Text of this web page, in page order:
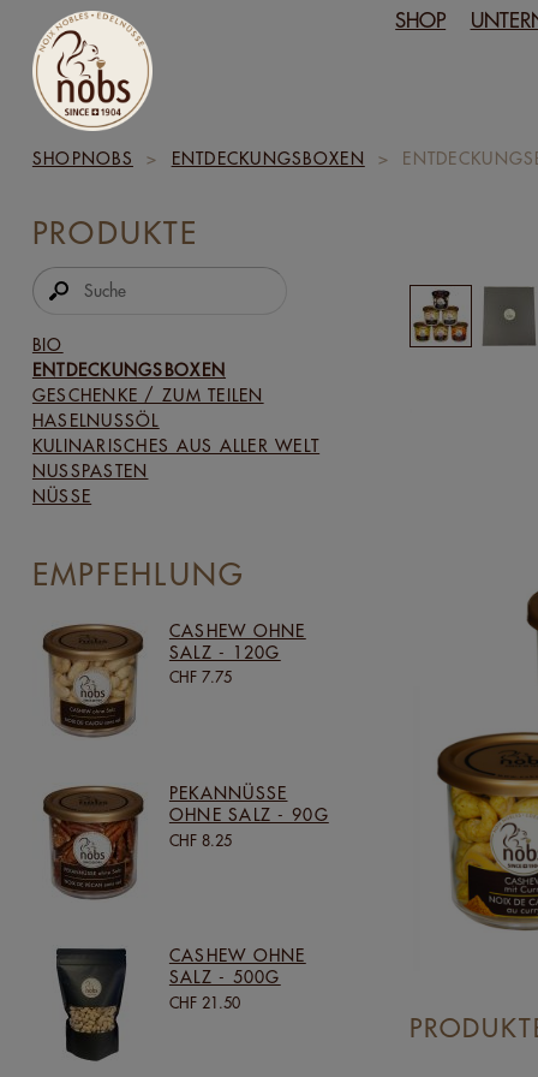
SHOP
SHOPNOBS > ENTDECKUNGSBOXEN >
PRODUKTE
BIO
ENTDECKUNGSBOXEN
GESCHENKE / ZUM TEILEN
HASELNUSSÖL
KULINARISCHES AUS ALLER WELT
NUSSPASTEN
NÜSSE
EMPFEHLUNG
CASHEW OHNE
SALZ - 120G
CHF 7.75
PEKANNÜSSE
OHNE SALZ - 90G
CHF 8.25
CASHEW OHNE
SALZ - 500G
CHF 21.50